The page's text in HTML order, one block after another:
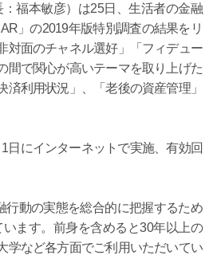
福本敏彦）は25日、生活者の金融
」の2019年版特別調査の結果をリ
対面のチャネル選好」「フィデュー
間で関心が高いテーマを取り上げた
利用状況」、「老後の資産管理」
にインターネットで実施、有効回
動の実態を総合的に把握するため
ます。前身を含めると30年以上の
学など各方面でご利用いただいてい